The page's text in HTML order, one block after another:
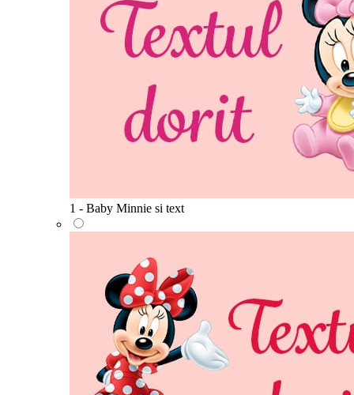
1 - Baby Minnie si text